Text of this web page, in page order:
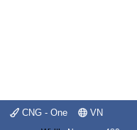
CNG - One VN